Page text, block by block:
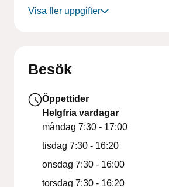
Visa fler uppgifter
Besök
Öppettider
Helgfria vardagar
måndag 7:30 - 17:00
tisdag 7:30 - 16:20
onsdag 7:30 - 16:00
torsdag 7:30 - 16:20